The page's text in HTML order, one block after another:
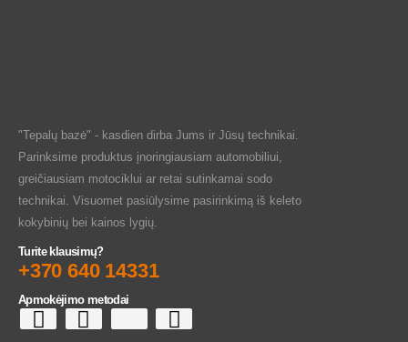
"Tepalų bazė" - kasdien dirba Jums ir Jūsų technikai.
Parinksime produktus įnoringiausiam automobiliui,
greičiausiam motociklui ar retai sutinkamai sodo
technikai. Visuomet pasiūlysime pasirinkimą iš keleto
kokybinių bei kainos lygių.
Turite klausimų?
+370 640 14331
Apmokėjimo metodai